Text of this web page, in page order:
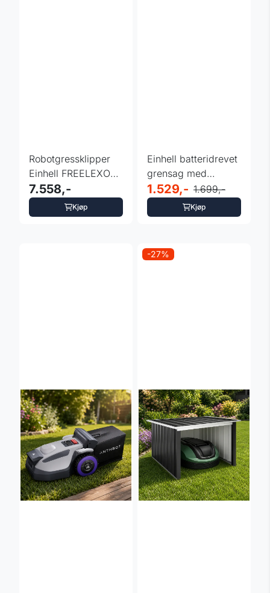
Robotgressklipper
Einhell FREELEXO
500
7.558,-
Kjøp
Einhell batteridrevet
grensag med
teleskop 18v
1.529,- 1.699,-
Kjøp
-27%